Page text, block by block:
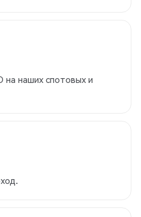
на наших спотовых и